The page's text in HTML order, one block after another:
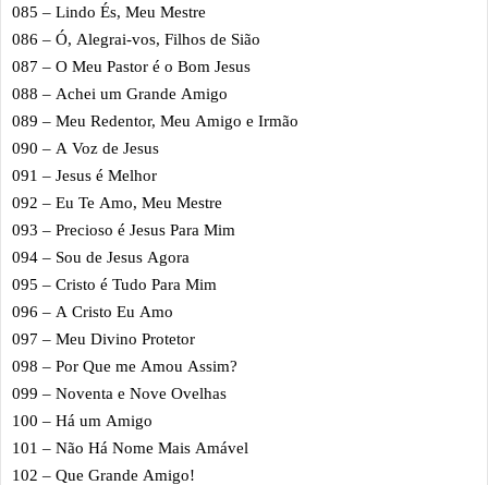
085 – Lindo És, Meu Mestre
086 – Ó, Alegrai-vos, Filhos de Sião
087 – O Meu Pastor é o Bom Jesus
088 – Achei um Grande Amigo
089 – Meu Redentor, Meu Amigo e Irmão
090 – A Voz de Jesus
091 – Jesus é Melhor
092 – Eu Te Amo, Meu Mestre
093 – Precioso é Jesus Para Mim
094 – Sou de Jesus Agora
095 – Cristo é Tudo Para Mim
096 – A Cristo Eu Amo
097 – Meu Divino Protetor
098 – Por Que me Amou Assim?
099 – Noventa e Nove Ovelhas
100 – Há um Amigo
101 – Não Há Nome Mais Amável
102 – Que Grande Amigo!